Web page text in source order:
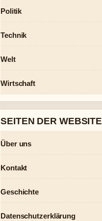
Politik
Technik
Welt
Wirtschaft
SEITEN DER WEBSITE
Über uns
Kontakt
Geschichte
Datenschutzerklärung